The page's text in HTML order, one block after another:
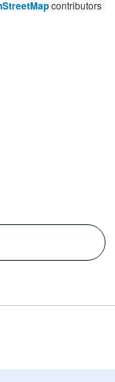
contributors